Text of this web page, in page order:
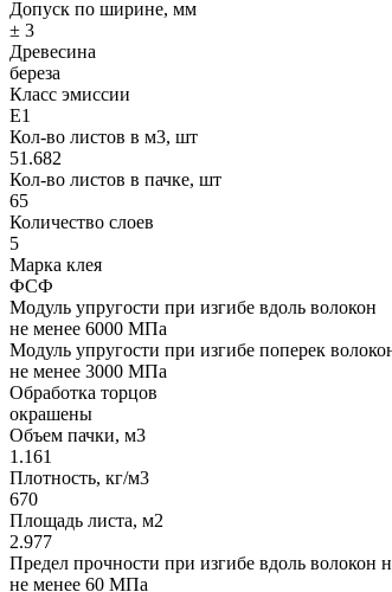
Допуск по ширине, мм
± 3
Древесина
береза
Класс эмиссии
Е1
Кол-во листов в м3, шт
51.682
Кол-во листов в пачке, шт
65
Количество слоев
5
Марка клея
ФСФ
Модуль упругости при изгибе вдоль волокон
не менее 6000 МПа
Модуль упругости при изгибе поперек
не менее 3000 МПа
Обработка торцов
окрашены
Объем пачки, м3
1.161
Плотность, кг/м3
670
Площадь листа, м2
2.977
Предел прочности при изгибе вдоль волокон
не менее 60 МПа